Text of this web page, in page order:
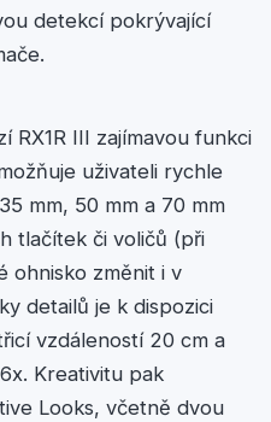
detekcí pokrývající
RX1R III zajímavou funkci
uživateli rychle
mm, 50 mm a 70 mm
tlačítek či voličů (při
ohnisko změnit i v
detailů je k dispozici
vzdáleností 20 cm a
Kreativitu pak
Looks, včetně dvou